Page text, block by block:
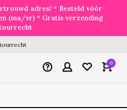
adres! * Besteld vóór
(ma/vr) * Gratis verzending
0